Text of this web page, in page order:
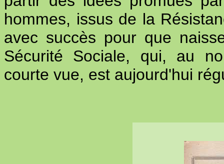
hommes, issus de la
avec succès pour que
Sécurité Sociale, qui, au
courte vue, est aujourd'hui